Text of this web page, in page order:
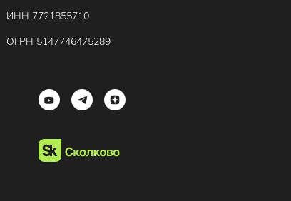
ИНН 7721855710
ОГРН 5147746475289